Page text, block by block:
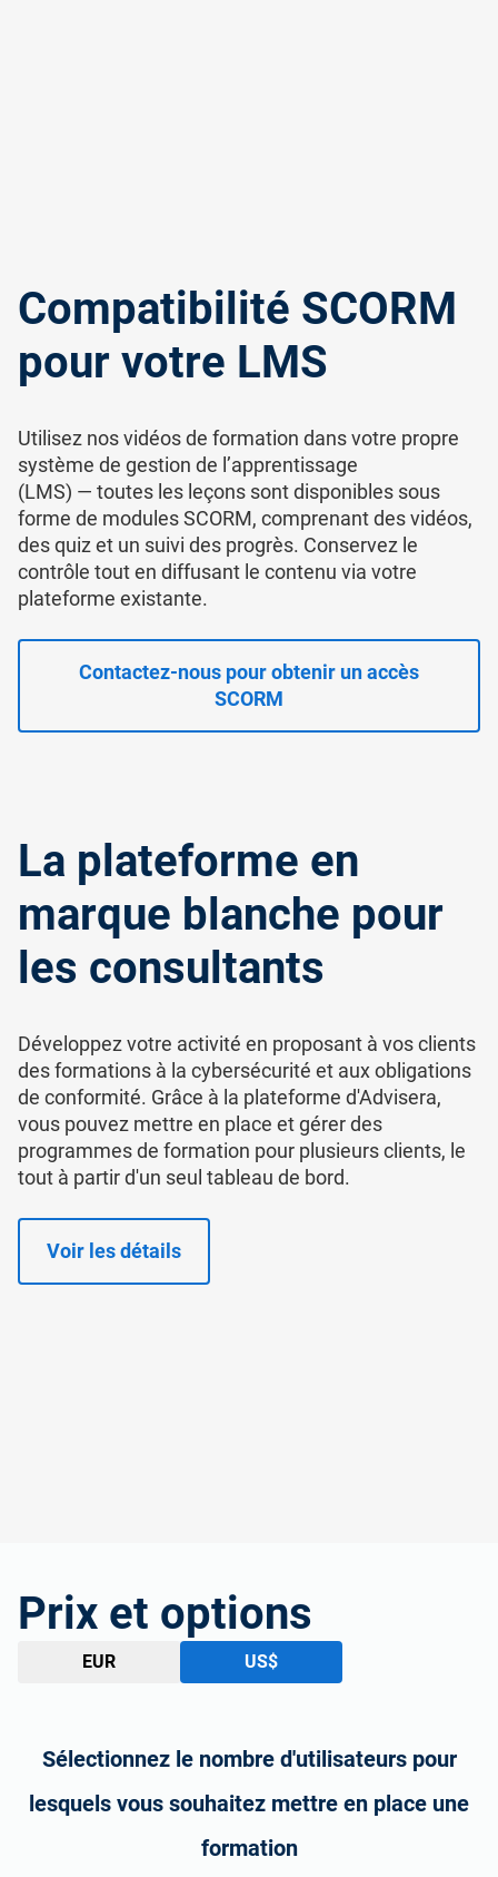
Compatibilité SCORM
pour votre LMS
Utilisez nos vidéos de formation dans votre propre
système de gestion de l’apprentissage
(LMS) — toutes les leçons sont disponibles sous
forme de modules SCORM, comprenant des vidéos,
des quiz et un suivi des progrès. Conservez le
contrôle tout en diffusant le contenu via votre
plateforme existante.
Contactez-nous pour obtenir un accès
SCORM
La plateforme en
marque blanche pour
les consultants
Développez votre activité en proposant à vos clients
des formations à la cybersécurité et aux obligations
de conformité. Grâce à la plateforme d'Advisera,
vous pouvez mettre en place et gérer des
programmes de formation pour plusieurs clients, le
tout à partir d'un seul tableau de bord.
Voir les détails
Prix et options
EUR US$
Sélectionnez le nombre d'utilisateurs pour
lesquels vous souhaitez mettre en place une
formation